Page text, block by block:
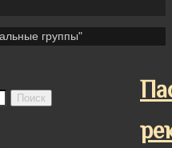
группы"
Поиск